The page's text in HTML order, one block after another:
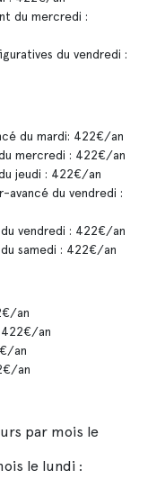
du mercredi :
du vendredi :
du mardi: 422€/an
mercredi : 422€/an
jeudi : 422€/an
avancé du vendredi :
vendredi : 422€/an
samedi : 422€/an
an
an
an
an
par mois le
le lundi :